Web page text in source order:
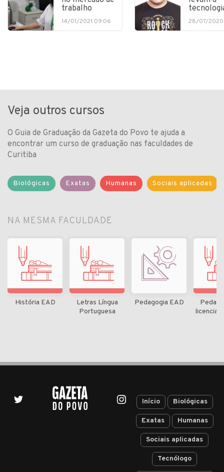
trabalho
14/01/2021 09:06 28/07/2020
Veja outros cursos
O Guia de Graduação da Gazeta do Povo te ajuda a
encontrar um curso de graduação nas faculdades de
Curitiba
Biológicas Exatas Humanas Sociais aplicadas
NA MESMA FACULDADE
História EAD
Letras Língua
Portuguesa
Pedagogia EAD
Início Biológicas
Exatas Humanas
Sociais aplicadas
Tecnólogo